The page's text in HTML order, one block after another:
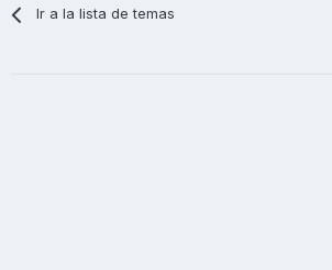
Ir a la lista de temas